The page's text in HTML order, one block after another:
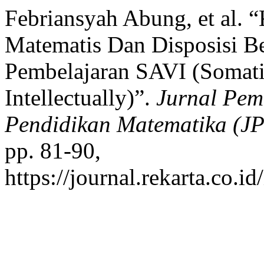
Febriansyah Abung, et al.
Matematis Dan Disposisi
Pembelajaran SAVI
Intellectually)”. Jurnal
Pendidikan Matematika
pp. 81-90,
https://